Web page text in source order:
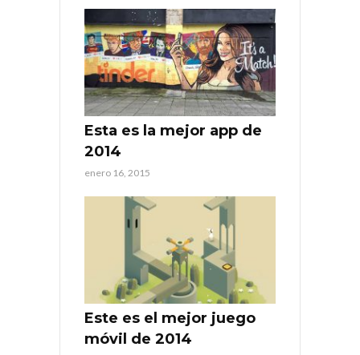
Esta es la mejor app de
2014
enero 16, 2015
Este es el mejor juego
móvil de 2014